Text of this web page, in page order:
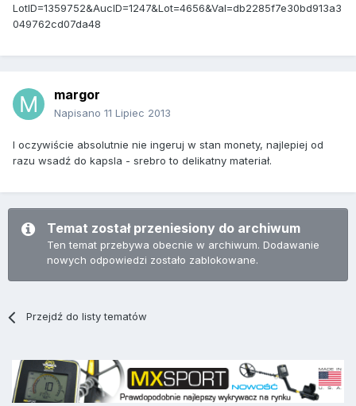
LotID=1359752&AucID=1247&Lot=4656&Val=db2285f7e30bd913a3
049762cd07da48
margor
Napisano 11 Lipiec 2013
I oczywiście absolutnie nie ingeruj w stan monety, najlepiej od
razu wsadź do kapsla - srebro to delikatny materiał.
Temat został przeniesiony do archiwum
Ten temat przebywa obecnie w archiwum. Dodawanie
nowych odpowiedzi zostało zablokowane.
Przejdź do listy tematów